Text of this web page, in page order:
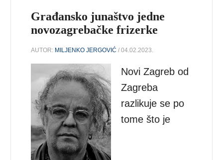
Građansko junaštvo jedne
novozagrebačke frizerke
AUTOR: MILJENKO JERGOVIĆ / 04.02.2023.
Novi Zagreb od
Zagreba
razlikuje se po
tome što je